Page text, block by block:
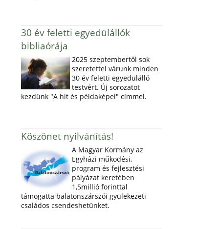
30 év feletti egyedülállók
bibliaórája
2025 szeptembertől sok
szeretettel várunk minden
30 év feletti egyedülálló
testvért. Új sorozatot
kezdünk "A hit és példaképei" címmel.
Köszönet nyilvánítás!
A Magyar Kormány az
Egyházi működési,
program és fejlesztési
pályázat keretében
1,5millió forinttal
támogatta balatonszárszói gyülekezeti
családos csendeshetünket.